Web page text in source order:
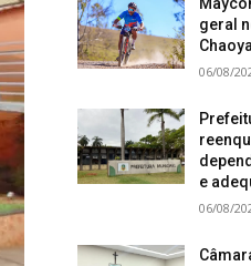
geral
06/08/
e
06/08/